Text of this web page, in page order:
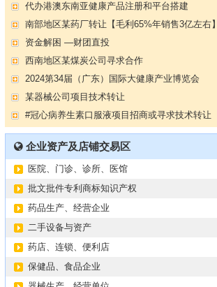
代办港澳东南亚健康产品注册和平台搭建
南部地区某药厂转让【毛利65%年销售3亿左右】
资金解困 —财团直投
西南地区某煤炭公司寻求合作
2024第34届（广东）国际大健康产业博览会
某器械公司项目技术转让
#冠心病养生素口服液项目招商或寻求技术转让
大健康交易中心平台招商
膝关节修复药物融资计划
华北某药厂转让（年利有3000多万）
某医药销售团队寻求品种大包
“粤省心”为企业定制专业化的财务服务
【专注投资】城投 交投 建投等国企项目合作
【寻求合作】海外代理、慈善机构
某资方在全国大量求购各地机构
企业资产及店铺交易区
医院、门诊、诊所、医馆
批文批件专利商标知识产权
药品生产、经营企业
二手设备与资产
药店、连锁、便利店
保健品、食品企业